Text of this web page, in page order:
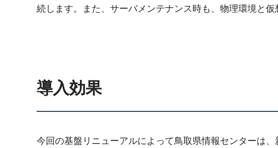
続します。また、サーバメンテナンス時も、物理環境と
導入効果
今回の基盤リニューアルによって鳥取県情報センターは